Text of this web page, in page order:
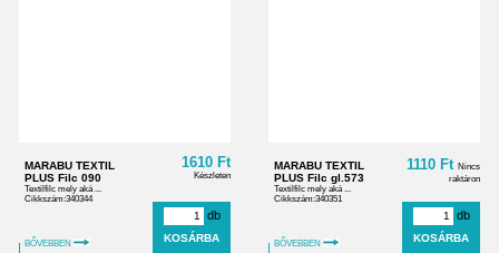
MARABU TEXTIL
PLUS Filc 090
Textilfilc mely aká ...
Cikkszám:340344
BŐVEBBEN
1610 Ft
Készleten
db
MARABU TEXTIL
PLUS Filc gl.573
Textilfilc mely aká ...
Cikkszám:340351
BŐVEBBEN
1110 Ft Nincs
raktáron
db